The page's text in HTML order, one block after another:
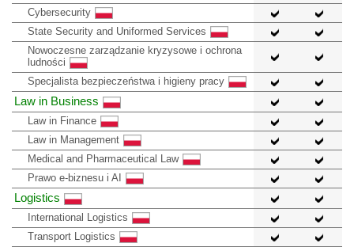
Cybersecurity
State Security and Uniformed Services
Nowoczesne zarządzanie kryzysowe i ochrona
ludności
Specjalista bezpieczeństwa i higieny pracy
Law in Business
Law in Finance
Law in Management
Medical and Pharmaceutical Law
Prawo e-biznesu i AI
Logistics
International Logistics
Transport Logistics